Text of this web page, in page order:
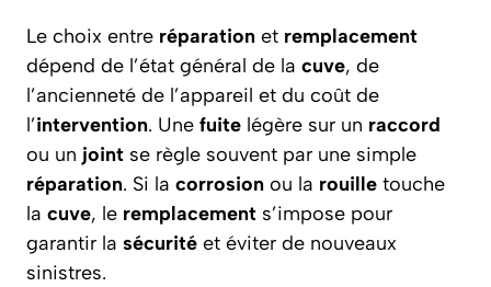
Le choix entre réparation et remplacement
dépend de l’état général de la cuve, de
l’ancienneté de l’appareil et du coût de
l’intervention. Une fuite légère sur un raccord
ou un joint se règle souvent par une simple
réparation. Si la corrosion ou la rouille touche
la cuve, le remplacement s’impose pour
garantir la sécurité et éviter de nouveaux
sinistres.